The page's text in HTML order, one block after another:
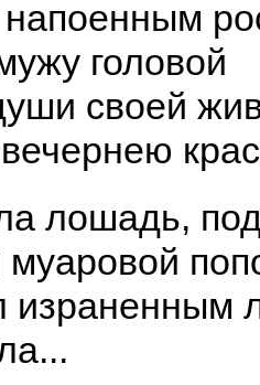
головой
своей
лошадь,
израненным